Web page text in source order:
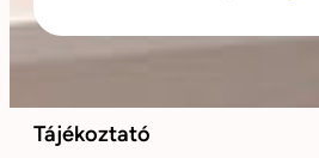
Tájékoztató